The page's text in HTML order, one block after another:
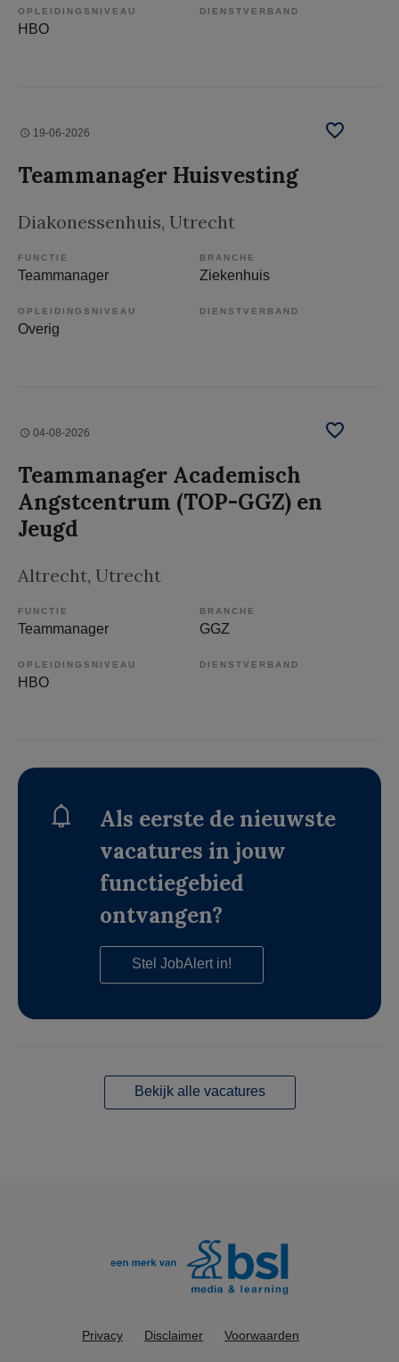
OPLEIDINGSNIVEAU
HBO
DIENSTVERBAND
19-06-2026
Teammanager Huisvesting
Diakonessenhuis, Utrecht
FUNCTIE
Teammanager
BRANCHE
Ziekenhuis
OPLEIDINGSNIVEAU
Overig
DIENSTVERBAND
04-08-2026
Teammanager Academisch
Angstcentrum (TOP-GGZ) en
Jeugd
Altrecht, Utrecht
FUNCTIE
Teammanager
BRANCHE
GGZ
OPLEIDINGSNIVEAU
HBO
DIENSTVERBAND
Als eerste de nieuwste
vacatures in jouw
functiegebied
ontvangen?
Stel JobAlert in!
Bekijk alle vacatures
Privacy Disclaimer Voorwaarden